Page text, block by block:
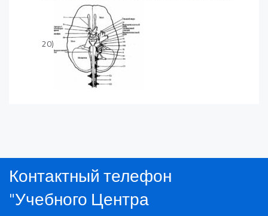
20)
Контактный телефон
"Учебного Центра